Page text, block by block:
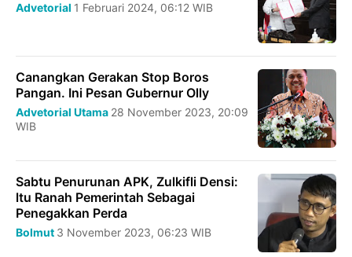
Advetorial 1 Februari 2024, 06:12 WIB
Canangkan Gerakan Stop Boros
Pangan. Ini Pesan Gubernur Olly
Advetorial Utama 28 November 2023, 20:09
WIB
Sabtu Penurunan APK, Zulkifli Densi:
ltu Ranah Pemerintah Sebagai
Penegakkan Perda
Bolmut 3 November 2023, 06:23 WIB